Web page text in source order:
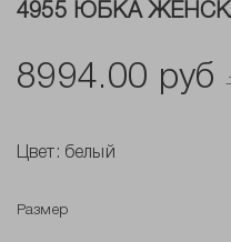
4955 ЮБКА
8994.00 руб
Цвет: белый
Размер